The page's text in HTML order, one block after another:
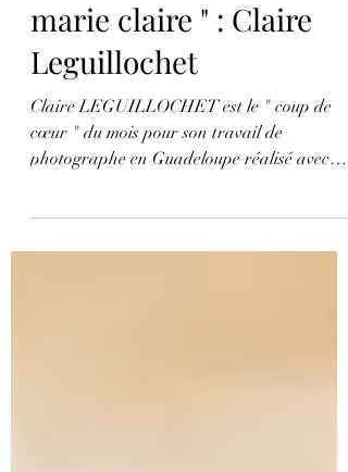
Guadeloupe à l'honneur
dans le Magazine "
marie claire " : Claire
Leguillochet
cœur " du mois pour son travail de
photographe en Guadeloupe réalisé avec